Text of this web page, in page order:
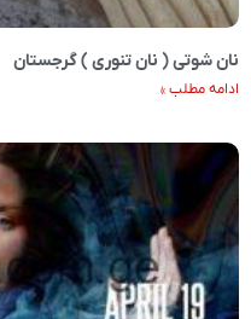
نان شوتی ( نان تنوری ) گرجستان
ادامه مطلب »